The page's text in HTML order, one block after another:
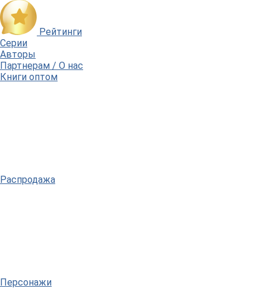
Рейтинги
Серии
Авторы
Партнерам / О нас
Книги оптом
Распродажа
Персонажи